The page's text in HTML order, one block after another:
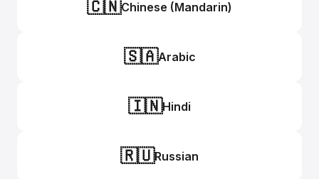
🇨🇳Chinese (Mandarin)
🇸🇦Arabic
🇮🇳Hindi
🇷🇺Russian